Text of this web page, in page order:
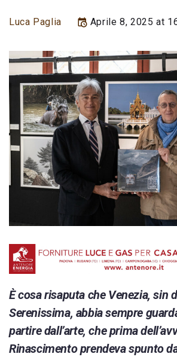
Luca Paglia Aprile 8, 2025 at
È cosa risaputa che Venezia, sin
Serenissima, abbia sempre
partire dall’arte, che prima
Rinascimento prendeva spunto